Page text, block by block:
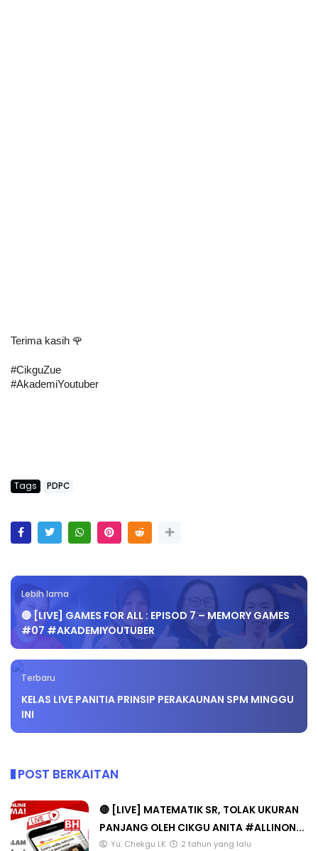
Terima kasih 🌹
#CikguZue
#AkademiYoutuber
Tags PDPC
Lebih lama
🔴 [LIVE] GAMES FOR ALL : EPISOD 7 – MEMORY GAMES
#07 #AKADEMIYOUTUBER
Terbaru
KELAS LIVE PANITIA PRINSIP PERAKAUNAN SPM MINGGU
INI
POST BERKAITAN
🔴 [LIVE] MATEMATIK SR, TOLAK UKURAN
PANJANG OLEH CIKGU ANITA #ALLINON...
Yu. Chekgu LK 2 tahun yang lalu